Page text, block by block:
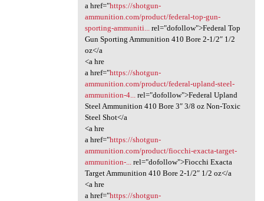
a href="https://shotgun-
ammunition.com/product/federal-top-gun-
sporting-ammuniti...rel="dofollow">Federal Top
Gun Sporting Ammunition 410 Bore 2-1/2″ 1/2
oz</a
<a hre
a href="https://shotgun-
ammunition.com/product/federal-upland-steel-
ammunition-4...rel="dofollow">Federal Upland
Steel Ammunition 410 Bore 3″ 3/8 oz Non-Toxic
Steel Shot</a
<a hre
a href="https://shotgun-
ammunition.com/product/fiocchi-exacta-target-
ammunition-...rel="dofollow">Fiocchi Exacta
Target Ammunition 410 Bore 2-1/2″ 1/2 oz</a
<a hre
a href="https://shotgun-